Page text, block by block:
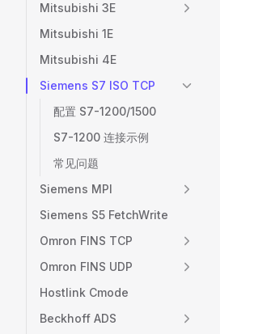
Mitsubishi 3E
Mitsubishi 1E
Mitsubishi 4E
Siemens S7 ISO TCP
配置 S7-1200/1500
S7-1200 连接示例
常见问题
Siemens MPI
Siemens S5 FetchWrite
Omron FINS TCP
Omron FINS UDP
Hostlink Cmode
Beckhoff ADS